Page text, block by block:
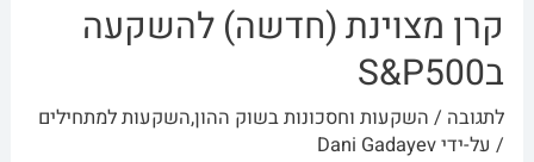
קרן מצוינת (חדשה) להשקעה
בS&P500
לתגובה / השקעות וחסכונות בשוק ההון,השקעות למתחילים
/ על-ידיDani Gadayev